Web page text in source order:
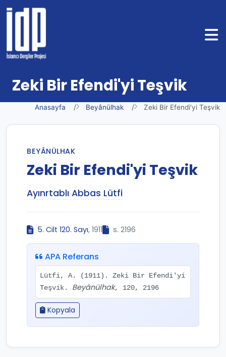
Zeki Bir Efendi'yi Teşvik
Anasayfa Beyânülhak Zeki Bir Efendi'yi Teşvik
BEYÂNÜLHAK
Zeki Bir Efendi'yi Teşvik
Ayınrtablı Abbas Lütfi
5. Cilt 120. Sayı, 1911 s. 2196
APA Referans
Lütfi, A. (1911). Zeki Bir Efendi'yi
Teşvik. Beyânülhak, 120, 2196
Kopyala